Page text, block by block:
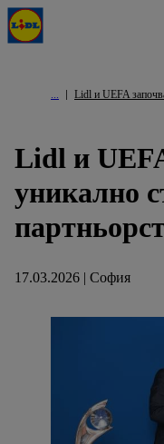
Lidl и UEFA
Lidl и
уникално
17.03.2026 | София